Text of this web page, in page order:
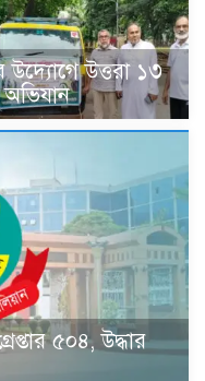
উদ্যোগে উত্তরা ১৩
অভিযান
৫০৪, উদ্ধার